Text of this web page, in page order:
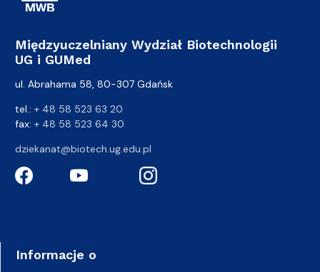
Międzyuczelniany Wydział Biotechnologii
UG i GUMed
ul. Abrahama 58, 80-307 Gdańsk
tel.: + 48 58 523 63 20
fax: + 48 58 523 64 30
dziekanat@biotech.ug.edu.pl
Informacje o